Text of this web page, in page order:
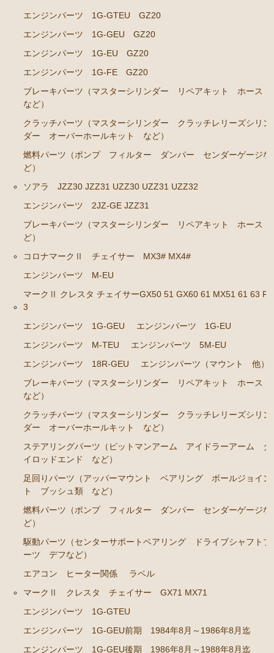
ブレーキパーツ（マスターシリンダー リペアキッ
ト ホース など）
クラッチパーツ（マスターシリンダー クラッチレリ
ーズシリンダー オーバーホールキット など）
ステアリングパーツ（ピットマンアーム アイドラー
アーム タイロッドエンド など）
足回りパーツ（アッパーマウント ベアリング ボー
ルジョイント ブッシュ類 など）
燃料パーツ（ポンプ フィルター ダンパー センダ
ーゲージなど）
駆動パーツ（センターサポートベアリング ドライブ
シャフトブーツ デフなど）
エアコン ヒーター関係
ラベル
エンジンパーツ 1G-GTEU
エンジンパーツ 1G-GEU前期 1984年8月～1986年8
月迄
エンジンパーツ 1G-GEU後期 1986年8月～1988年8
月迄
エンジンパーツ 1G-EU
エンジンパーツ M-TEU
エンジンパーツ（ガスケット類）
エンジンパーツ（マウント 他）
冷却パーツ（ポンプ サーモスタット ファン ファ
ンカップリング ホース類 など）
ブレーキパーツ（マスターシリンダー リペアキッ
ト ホース など）
ーズシリンダー オーバーホールキット など）
ステアリングパーツ（各種リペアキット ラックブー
ツ ラックエンド タイロッドエンド など）
ルジョイント ブッシュ類 など）
燃料パーツ（ポンプ フィルター ダンパー センダ
ーゲージなど）
エンジンパーツ 1G-GTEU GZ20
エンジンパーツ 1G-GEU GZ20
エンジンパーツ 1G-EU GZ20
エンジンパーツ 1G-FE GZ20
ブレーキパーツ（マスターシリンダー リペアキット ホース
など）
クラッチパーツ（マスターシリンダー クラッチレリーズシリン
ダー オーバーホールキット など）
燃料パーツ（ポンプ フィルター ダンパー センダーゲージな
ど）
ソアラ JZZ30 JZZ31 UZZ30 UZZ31 UZZ32
エンジンパーツ 2JZ-GE JZZ31
ブレーキパーツ（マスターシリンダー リペアキット ホース
ど）
コロナマークⅡ チェイサー MX3# MX4#
エンジンパーツ M-EU
マークⅡ クレスタ チェイサーGX50 51 GX60 61 MX51 61 63
3
エンジンパーツ 1G-GEU
エンジンパーツ 1G-EU
エンジンパーツ M-TEU
エンジンパーツ 5M-EU
エンジンパーツ 18R-GEU
エンジンパーツ（マウント 他）
ブレーキパーツ（マスターシリンダー リペアキット ホース
など）
クラッチパーツ（マスターシリンダー クラッチレリーズシリン
ダー オーバーホールキット など）
ステアリングパーツ（ピットマンアーム アイドラーアーム タ
イロッドエンド など）
足回りパーツ（アッパーマウント ベアリング ボールジョイン
ト ブッシュ類 など）
燃料パーツ（ポンプ フィルター ダンパー センダーゲージな
ど）
駆動パーツ（センターサポートベアリング ドライブシャフトブ
ーツ デフなど）
エアコン ヒーター関係
ラベル
マークⅡ クレスタ チェイサー GX71 MX71
エンジンパーツ 1G-GTEU
エンジンパーツ 1G-GEU前期 1984年8月～1986年8月迄
エンジンパーツ 1G-GEU後期 1986年8月～1988年8月迄